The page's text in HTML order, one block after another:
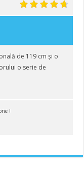
de 119 cm și o
o serie de
!